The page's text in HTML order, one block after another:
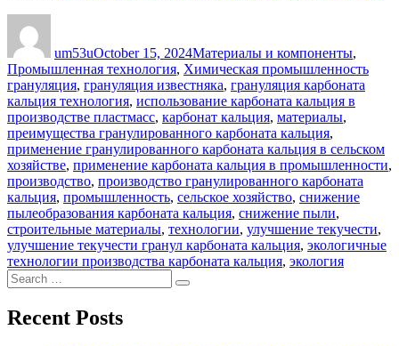
um53uOctober 15, 2024Материалы и компоненты,
Промышленная технология, Химическая промышленностьTags
грануляция, грануляция известняка, грануляция карбоната
кальция технология, использование карбоната кальция в
производстве пластмасс, карбонат кальция, материалы,
преимущества гранулированного карбоната кальция,
применение гранулированного карбоната кальция в сельском
хозяйстве, применение карбоната кальция в промышленности,
производство, производство гранулированного карбоната
кальция, промышленность, сельское хозяйство, снижение
пылеобразования карбоната кальция, снижение пыли,
строительные материалы, технологии, улучшение текучести,
улучшение текучести гранул карбоната кальция, экологичные
технологии производства карбоната кальция, экология
Search
for:
Search
Recent Posts